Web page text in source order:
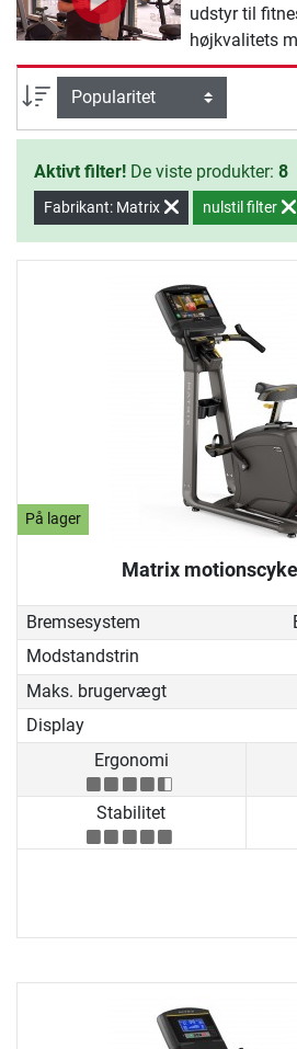
udstyr til
højkvalitets
derhjemme.
et stilfuldt og
holder i
sortering
Aktivt filter! De viste produkter: 8
Fabrikant: Matrix nulstil filter
På lager
Matrix
Bremsesystem
Modstandstrin
Maks. brugervægt
Display
Ergonomi
Stabilitet